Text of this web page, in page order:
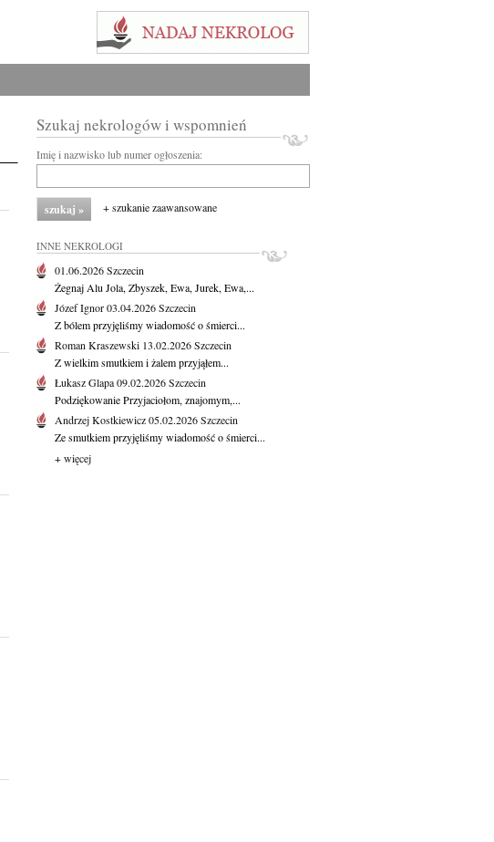
Szukaj nekrologów i wspomnień
Imię i nazwisko lub numer ogłoszenia:
+ szukanie zaawansowane
INNE NEKROLOGI
01.06.2026Szczecin
Żegnaj Alu Jola, Zbyszek, Ewa, Jurek, Ewa,...
Józef Ignor03.04.2026Szczecin
Z bólem przyjęliśmy wiadomość o śmierci...
Roman Kraszewski 13.02.2026Szczecin
Z wielkim smutkiem i żalem przyjąłem...
Łukasz Glapa09.02.2026Szczecin
Podziękowanie Przyjaciołom, znajomym,...
Andrzej Kostkiewicz05.02.2026Szczecin
Ze smutkiem przyjęliśmy wiadomość o śmierci...
+ więcej